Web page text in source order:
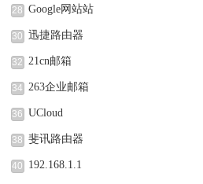
28 Google网站站
长中心
30 迅捷路由器
32 21cn邮箱
34 263企业邮箱
36 UCloud
38 斐讯路由器
40 192.168.1.1